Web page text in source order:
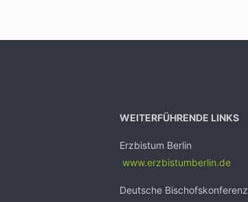
WEITERFÜHRENDE LINKS
Erzbistum Berlin
www.erzbistumberlin.de
Deutsche Bischofskonferenz